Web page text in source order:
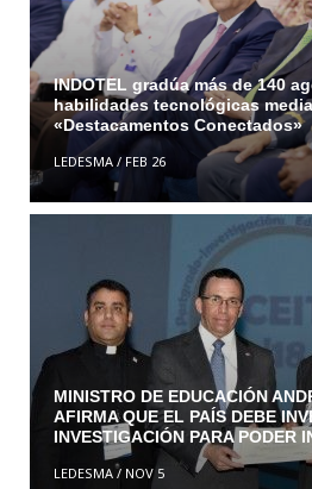
INDOTEL gradúa más de 140
habilidades tecnológicas
«Destacamentos Conectados»
LEDESMA/FEB 26
MINISTRO DE EDUCACIÓN
AFIRMA QUE EL PAÍS DEBE
INVESTIGACIÓN PARA PODER
LEDESMA/ NOV 5